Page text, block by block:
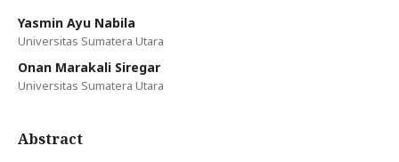
Yasmin Ayu Nabila
Universitas Sumatera Utara
Onan Marakali Siregar
Universitas Sumatera Utara
Abstract